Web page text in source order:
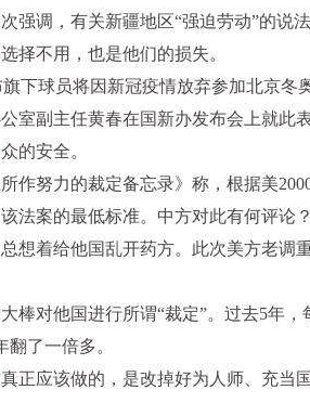
调，有关新疆地区“强迫劳动”的
择不用，也是他们的损失。
下球员将因新冠疫情放弃参加北京冬
室副主任黄春在国新办发布会上就
的安全。
努力的裁定备忘录》称，根据美
法案的最低标准。中方对此有何评论？
着给他国乱开药方。此次美方老调
对他国进行所谓“裁定”。过去5年
了一倍多。
正应该做的，是改掉好为人师、充